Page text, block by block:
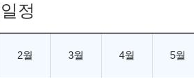
정
2월 3월 4월 5월